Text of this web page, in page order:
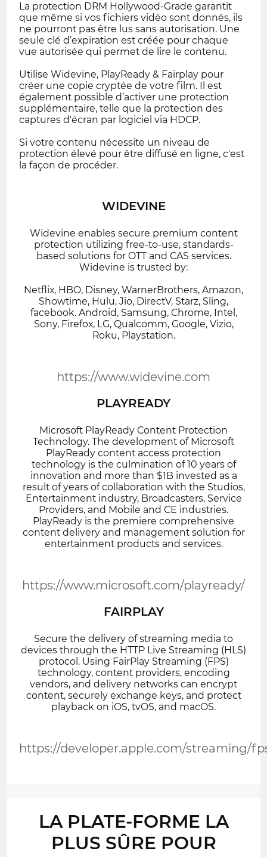
La protection DRM Hollywood-Grade garantit
que même si vos fichiers vidéo sont donnés, ils
ne pourront pas être lus sans autorisation. Une
seule clé d’expiration est créée pour chaque
vue autorisée qui permet de lire le contenu.
Utilise Widevine, PlayReady & Fairplay pour
créer une copie cryptée de votre film. Il est
également possible d’activer une protection
supplémentaire, telle que la protection des
captures d'écran par logiciel via HDCP.
Si votre contenu nécessite un niveau de
protection élevé pour être diffusé en ligne, c'est
la façon de procéder.
WIDEVINE
Widevine enables secure premium content
protection utilizing free-to-use, standards-
based solutions for OTT and CAS services.
Widevine is trusted by:
Netflix, HBO, Disney, WarnerBrothers, Amazon,
Showtime, Hulu, Jio, DirectV, Starz, Sling,
facebook. Android, Samsung, Chrome, Intel,
Sony, Firefox, LG, Qualcomm, Google, Vizio,
Roku, Playstation.
https://www.widevine.com
PLAYREADY
Microsoft PlayReady Content Protection
Technology. The development of Microsoft
PlayReady content access protection
technology is the culmination of 10 years of
innovation and more than $1B invested as a
result of years of collaboration with the Studios,
Entertainment industry, Broadcasters, Service
Providers, and Mobile and CE industries.
PlayReady is the premiere comprehensive
content delivery and management solution for
entertainment products and services.
https://www.microsoft.com/playready/
FAIRPLAY
Secure the delivery of streaming media to
devices through the HTTP Live Streaming (HLS)
protocol. Using FairPlay Streaming (FPS)
technology, content providers, encoding
vendors, and delivery networks can encrypt
content, securely exchange keys, and protect
playback on iOS, tvOS, and macOS.
https://developer.apple.com/streaming/
LA PLATE-FORME LA
PLUS SÛRE POUR